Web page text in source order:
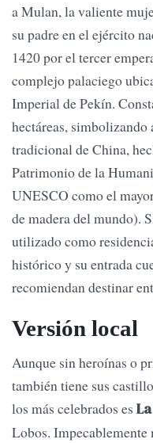
a Mulan, la valiente
su padre en el ejército
1420 por el tercer
complejo palaciego
Imperial de Pekín.
hectáreas,
tradicional de China,
Patrimonio de la
UNESCO como el
de madera del mundo).
utilizado como
histórico y su entrada
recomiendan destinar
Versión local
Aunque sin heroínas o
también tiene sus
los más celebrados es
Lobos.